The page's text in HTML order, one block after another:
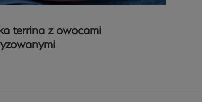
terrina z owocami